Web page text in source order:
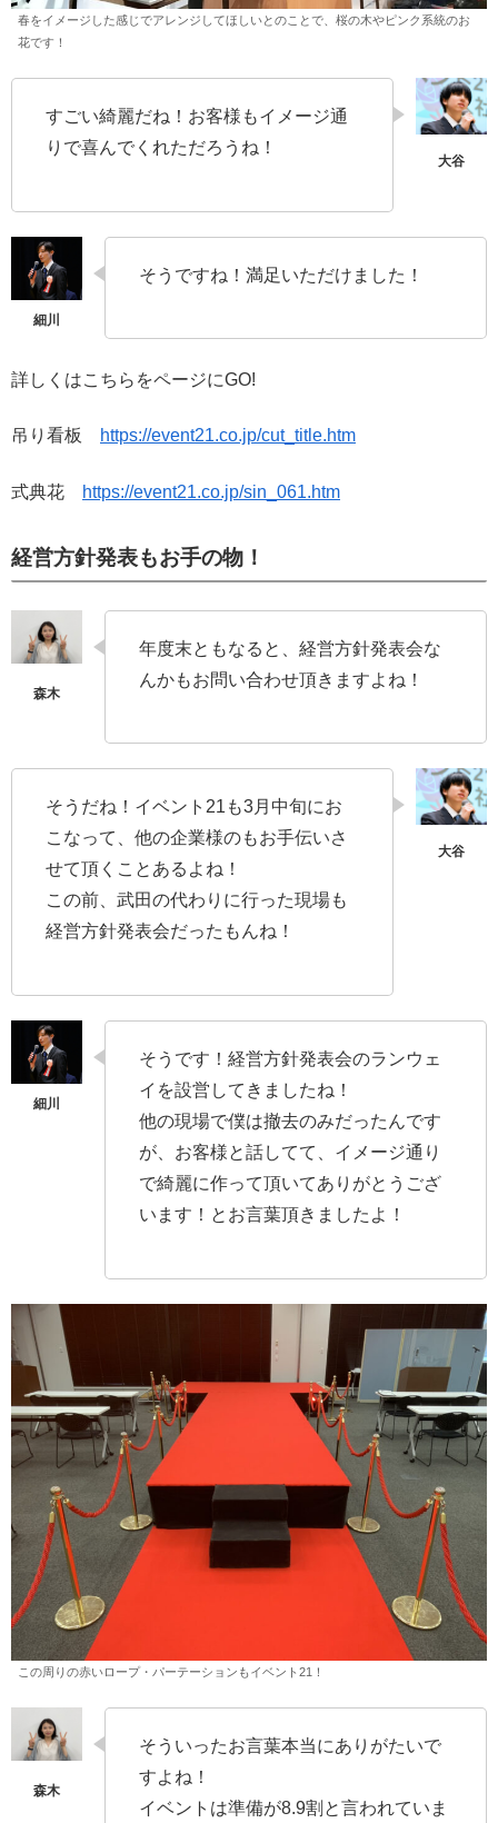
春をイメージした感じでアレンジしてほしいとのことで、桜の木やピンク系統のお
花です！
すごい綺麗だね！お客様もイメージ通
りで喜んでくれただろうね！
そうですね！満足いただけました！
詳しくはこちらをページにGO!
吊り看板 https://event21.co.jp/cut_title.htm
式典花 https://event21.co.jp/sin_061.htm
経営方針発表もお手の物！
年度末ともなると、経営方針発表会な
んかもお問い合わせ頂きますよね！
そうだね！イベント21も3月中旬にお
こなって、他の企業様のもお手伝いさ
せて頂くことあるよね！
この前、武田の代わりに行った現場も
経営方針発表会だったもんね！
そうです！経営方針発表会のランウェ
イを設営してきましたね！
他の現場で僕は撤去のみだったんです
が、お客様と話してて、イメージ通り
で綺麗に作って頂いてありがとうござ
います！とお言葉頂きましたよ！
この周りの赤いロープ・パーテーションもイベント21！
そういったお言葉本当にありがたいで
すよね！
イベントは準備が8.9割と言われていま